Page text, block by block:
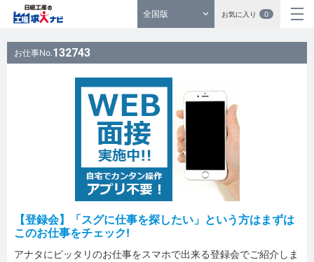
全国版 お気に入り 0
お仕事No.132743
【登録会】「スグに仕事を探したい」という方はまずは
このお仕事をチェック!
アナタにピッタリのお仕事をスマホで出来る登録会でご紹介しま